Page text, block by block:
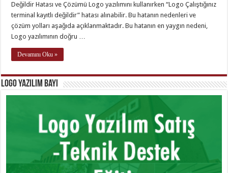
Değildir Hatası ve Çözümü Logo yazılımını kullanırken “Logo Çalıştığınız
terminal kayıtlı değildir” hatası alınabilir. Bu hatanın nedenleri ve
çözüm yolları aşağıda açıklanmaktadır. Bu hatanın en yaygın nedeni,
Logo yazılımının doğru …
Devamını Oku »
Logo Yazılım Bayi